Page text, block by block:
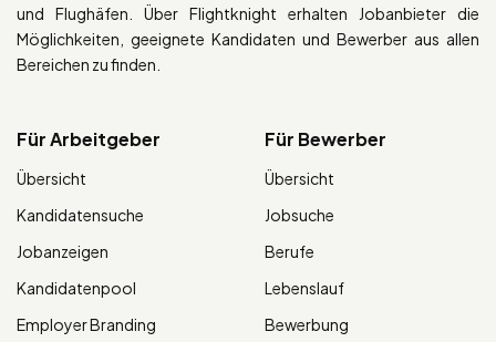
und Flughäfen. Über Flightknight erhalten Jobanbieter die
Möglichkeiten, geeignete Kandidaten und Bewerber aus allen
Bereichen zu finden.
Für Arbeitgeber
Übersicht
Kandidatensuche
Jobanzeigen
Kandidatenpool
Employer Branding
Für Bewerber
Übersicht
Jobsuche
Berufe
Lebenslauf
Bewerbung